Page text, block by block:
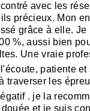
avec les
précieux. Mon
grâce à elle. Je
%, aussi bien
Une vraie
patiente et
traverser les
. je la
et je suis